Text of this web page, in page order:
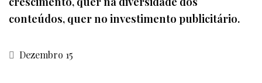
conteúdos, quer no investimento publicitário.
Dezembro 15